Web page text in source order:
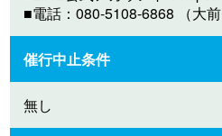
■電話：080-5108-6868 （大前
催行中止条件
無し